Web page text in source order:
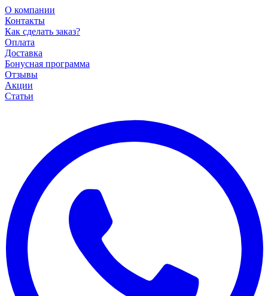
О компании
Контакты
Как сделать заказ?
Оплата
Доставка
Бонусная программа
Отзывы
Акции
Статьи